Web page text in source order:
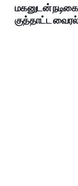
மகனுடன்
குத்தாட்ட